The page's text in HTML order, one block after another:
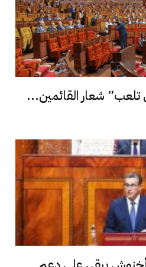
شعار القائمين...